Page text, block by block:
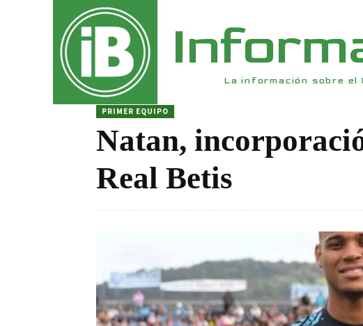
La información sobre el
PRIMER EQUIPO
Natan,
Real Betis